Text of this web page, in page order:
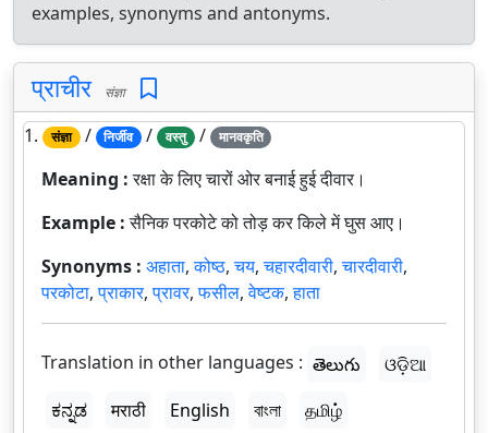
examples, synonyms and antonyms.
प्राचीर संज्ञा
1. संज्ञा / निर्जीव / वस्तु / मानवकृति
Meaning :रक्षा के लिए चारों ओर बनाई हुई दीवार।
Example :सैनिक परकोटे को तोड़ कर किले में घुस आए।
Synonyms : अहाता,कोष्ठ,चय,चहारदीवारी,चारदीवारी,
परकोटा,प्राकार,प्रावर,फसील,वेष्टक,हाता
Translation in other languages : తెలుగు
ଓଡ଼ିଆ
ಕನ್ನಡ
मराठी English বাংলা
தமிழ்